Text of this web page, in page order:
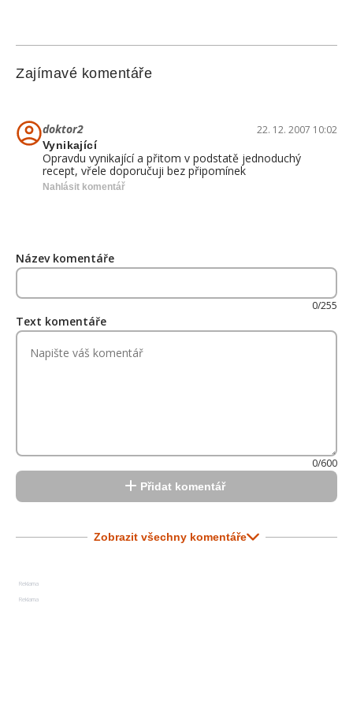
Zajímavé komentáře
doktor2 22. 12. 2007 10:02
Vynikající
Opravdu vynikající a přitom v podstatě jednoduchý
recept, vřele doporučuji bez připomínek
Nahlásit komentář
Název komentáře
0/255
Text komentáře
0/600
Přidat komentář
Zobrazit všechny komentáře
Reklama
Reklama